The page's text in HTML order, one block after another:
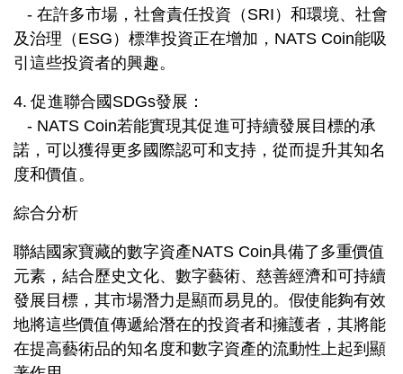
- 在許多市場，社會責任投資（SRI）和環境、社會
及治理（ESG）標準投資正在增加，NATS Coin能吸
引這些投資者的興趣。
4. 促進聯合國SDGs發展：
- NATS Coin若能實現其促進可持續發展目標的承
諾，可以獲得更多國際認可和支持，從而提升其知名
度和價值。
綜合分析
聯結國家寶藏的數字資產NATS Coin具備了多重價值
元素，結合歷史文化、數字藝術、慈善經濟和可持續
發展目標，其市場潛力是顯而易見的。假使能夠有效
地將這些價值傳遞給潛在的投資者和擁護者，其將能
在提高藝術品的知名度和數字資產的流動性上起到顯